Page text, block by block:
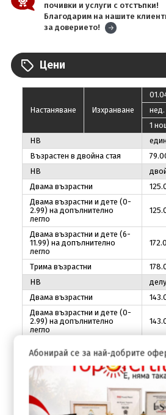
почивки и услуги с отстъпки!
Благодарим на нашите
за доверието!
Цени
Настаняване Изхранване
нед.
1
HB
Възрастен в двойна стая
79
HB
Двама възрастни
125
Двама възрастни и дете (0-
2.99) на допълнително
легло
125
Двама възрастни и дете (6-
11.99) на допълнително
легло
172
Трима възрастни 178
HB
Двама възрастни
143
Двама възрастни и дете (0-
2.99) на допълнително
легло
143
11.99) на допълнително
190
Трима възрастни 196
HB
Двама възрастни
153
Абонирай се за най-добрите